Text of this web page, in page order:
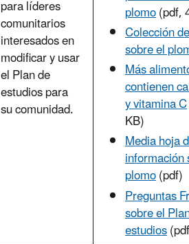
para líderes
comunitarios
interesados en
modificar y usar
el Plan de
estudios para
su comunidad.
plomo(pdf,
Colección
sobre el
Más
contienen
y vitamina C
KB)
Media hoja
información
plomo(pdf)
Preguntas
sobre el
estudios